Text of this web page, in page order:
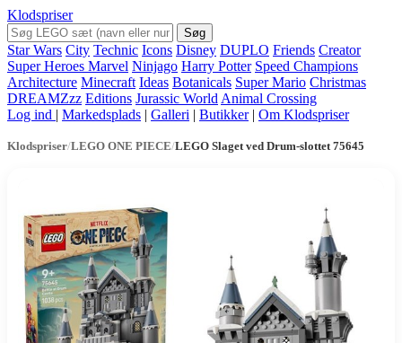
Klodspriser
Søg
Star Wars City Technic Icons Disney DUPLO Friends Creator
Super Heroes Marvel Ninjago Harry Potter Speed Champions
Architecture Minecraft Ideas Botanicals Super Mario Christmas
DREAMZzz Editions Jurassic World Animal Crossing
Log ind | Markedsplads | Galleri | Butikker | Om Klodspriser
Klodspriser/LEGO ONE PIECE/LEGO Slaget ved Drum-slottet 75645